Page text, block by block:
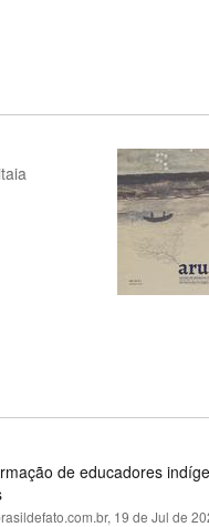
de educadores
19 de Jul de